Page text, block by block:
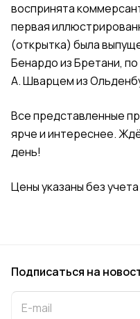
воспринята
первая
(открытка) была
Бенардо изБретани,
А. Шварцем из
Все представленные
ярче и интереснее.
день!
Цены указаны без
Подписаться на